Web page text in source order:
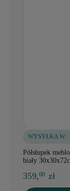
WYSYŁKA W:
Półsłupek
biały
359,00 zł